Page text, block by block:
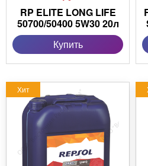
RP ELITE LONG LIFE
50700/50400 5W30 20л
Купить
Хит